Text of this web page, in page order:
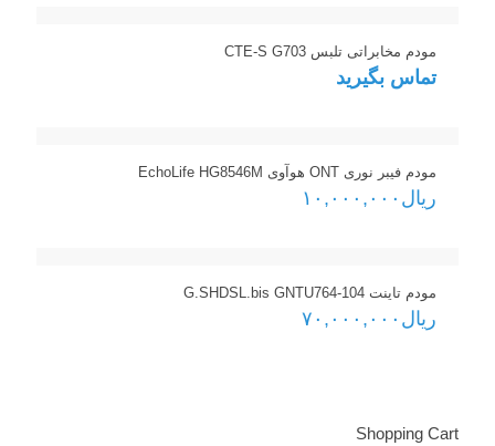
مودم مخابراتی تلبس CTE-S G703
تماس بگیرید
مودم فیبر نوری ONT هوآوی EchoLife HG8546M
ریال ۱۰,۰۰۰,۰۰۰
مودم تاینت G.SHDSL.bis GNTU764-104
ریال ۷۰,۰۰۰,۰۰۰
Shopping Cart